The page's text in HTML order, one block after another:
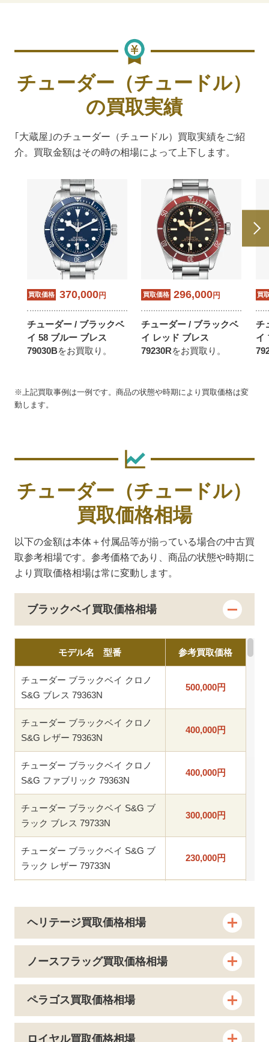
チューダー（チュードル）
の買取実績
｢大蔵屋｣のチューダー（チュードル）買取実績をご紹
介。買取金額はその時の相場によって上下します。
チューダー / ブラックベ
イ 58 ブルー ブレス
79030Bをお買取り。
買取価格 370,000円
チューダー / ブラックベ
イ レッド ブレス
79230Rをお買取り。
買取価格 296,000円
チ
イ
買
※上記買取事例は一例です。商品の状態や時期により買取価格は変
動します。
チューダー（チュードル）
買取価格相場
以下の金額は本体＋付属品等が揃っている場合の中古買
取参考相場です。 参考価格であり、商品の状態や時期に
より買取価格相場は常に変動します。
ブラックベイ買取価格相場
モデル名 型番 参考買取価格
チューダー ブラックベイ クロノ
S&G ブレス 79363N
500,000円
チューダー ブラックベイ クロノ
S&G レザー 79363N
400,000円
チューダー ブラックベイ クロノ
S&G ファブリック 79363N
400,000円
チューダー ブラックベイ S&G ブ
ラック ブレス 79733N
300,000円
チューダー ブラックベイ S&G ブ
ラック レザー 79733N
230,000円
ラック ファブリック 79733N
チューダー ブラックベイ S&G シ
260,000円
チューダー ブラックベイ S&G シ
ャンパン レザー 79733N
220,000円
チューダー ブラックベイ S&G シ
ャンパン ファブリック 79733N
ヘリテージ買取価格相場
ノースフラッグ買取価格相場
ペラゴス買取価格相場
ロイヤル買取価格相場